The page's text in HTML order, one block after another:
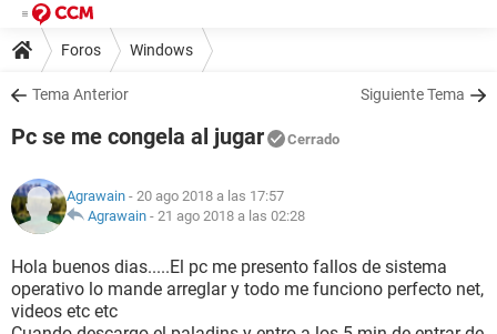
Foros Windows
Tema Anterior Siguiente Tema
Pc se me congela al jugar Cerrado
Agrawain - 20 ago 2018 a las 17:57
Agrawain - 21 ago 2018 a las 02:28
Hola buenos dias.....El pc me presento fallos de sistema
operativo lo mande arreglar y todo me funciono perfecto net,
videos etc etc